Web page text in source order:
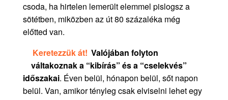
csoda, ha hirtelen lemerült elemmel pislogsz a
sötétben, miközben az út 80 százaléka még
előtted van.
Keretezzük át! Valójában folyton
váltakoznak a “kibírás” és a “cselekvés”
időszakai. Éven belül, hónapon belül, sőt napon
belül. Van, amikor tényleg csak elviselni lehet egy